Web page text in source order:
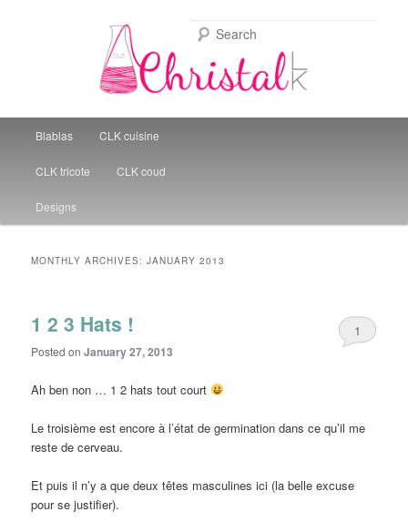
Christal Little Kitchen
Skip to primary content
Skip to secondary content
Blablas CLK cuisine
CLK tricote CLK coud
Designs
MONTHLY ARCHIVES:JANUARY 2013
1 2 3 Hats !
Posted onJanuary 27, 2013
1
Ah ben non … 1 2 hats tout court
Le troisième est encore à l’état de germination dans ce qu’il me
reste de cerveau.
Et puis il n’y a que deux têtes masculines ici (la belle excuse
pour se justifier).